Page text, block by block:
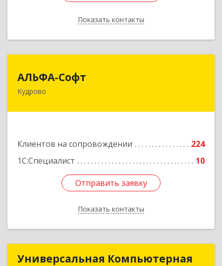
Показать контакты
Назад
АЛЬФА-Софт
Кудрово
Клиентов на сопровождении
224
1С:Специалист
10
Отправить заявку
Показать контакты
188692, Ленинградская обл, Всеволожский м.р-
Подробнее
Отправить заявку
Назад
Универсальная Компьютерная
Универсальная Компьютерная